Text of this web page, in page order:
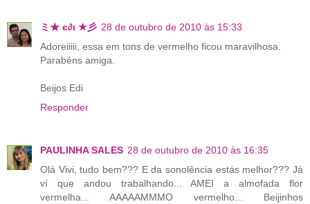
ミ★ є∂ι ★彡 28 de outubro de 2010 às 15:33
Adoreiiiii, essa em tons de vermelho ficou maravilhosa.
Parabéns amiga.
Beijos Edi
Responder
PAULINHA SALES 28 de outubro de 2010 às 16:35
Olá Vivi, tudo bem??? E da sonolência estás melhor??? Já
ví que andou trabalhando... AMEI a almofada flor
vermelha... AAAAAMMMO vermelho... Beijinhos